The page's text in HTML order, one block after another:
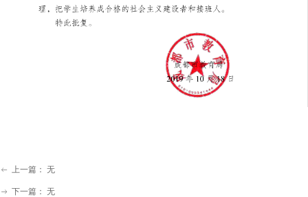
ꂃ 上一篇： 无
ꁹ 下一篇： 无